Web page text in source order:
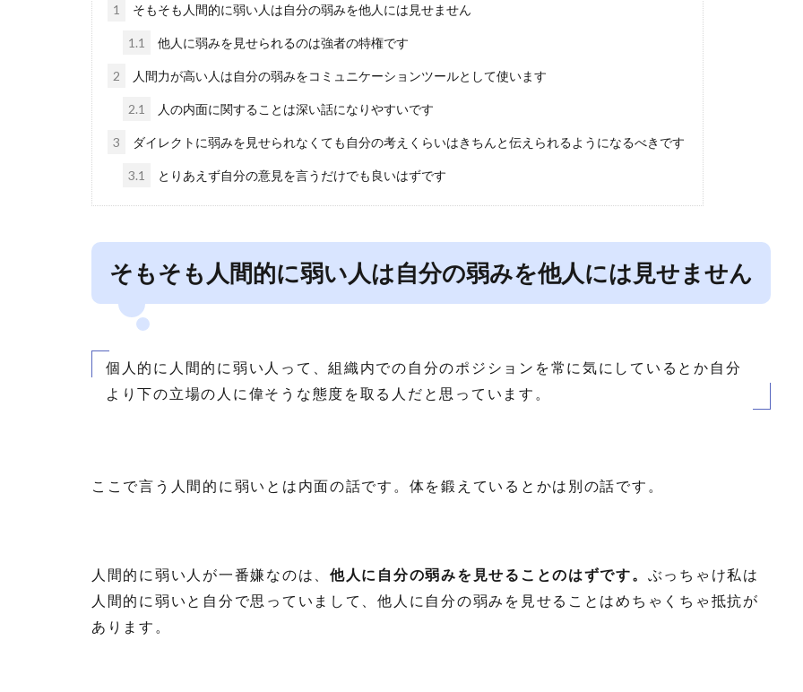
1 そもそも人間的に弱い人は自分の弱みを他人には見せません
1.1 他人に弱みを見せられるのは強者の特権です
2 人間力が高い人は自分の弱みをコミュニケーションツールとして使います
2.1 人の内面に関することは深い話になりやすいです
3 ダイレクトに弱みを見せられなくても自分の考えくらいはきちんと伝えられるようになるべきです
3.1 とりあえず自分の意見を言うだけでも良いはずです
そもそも人間的に弱い人は自分の弱みを他人には見せません
個人的に人間的に弱い人って、組織内での自分のポジションを常に気にしているとか自分
より下の立場の人に偉そうな態度を取る人だと思っています。
ここで言う人間的に弱いとは内面の話です。体を鍛えているとかは別の話です。
人間的に弱い人が一番嫌なのは、 他人に自分の弱みを見せることのはずです。
ぶっちゃけ私は
人間的に弱いと自分で思っていまして、他人に自分の弱みを見せることはめちゃくちゃ抵抗が
あります。